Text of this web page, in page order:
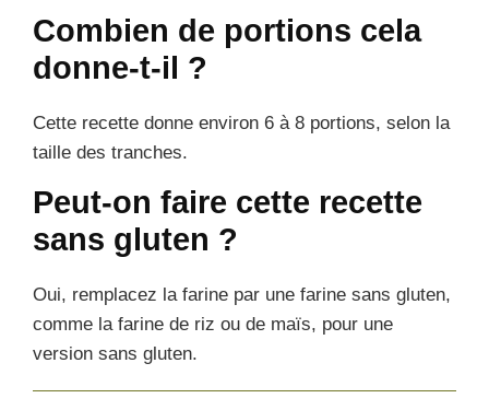
Combien de portions cela
donne-t-il ?
Cette recette donne environ 6 à 8 portions, selon la
taille des tranches.
Peut-on faire cette recette
sans gluten ?
Oui, remplacez la farine par une farine sans gluten,
comme la farine de riz ou de maïs, pour une
version sans gluten.